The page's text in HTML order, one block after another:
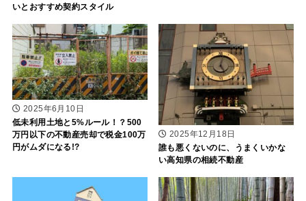
いとおすすめ契約スタイル
2025年6月10日
低未利用土地と5%ルール！？500
万円以下の不動産売却で税金100万
円がムダになる!?
2025年12月18日
誰も悪くないのに、うまくいかな
い高知県の相続不動産